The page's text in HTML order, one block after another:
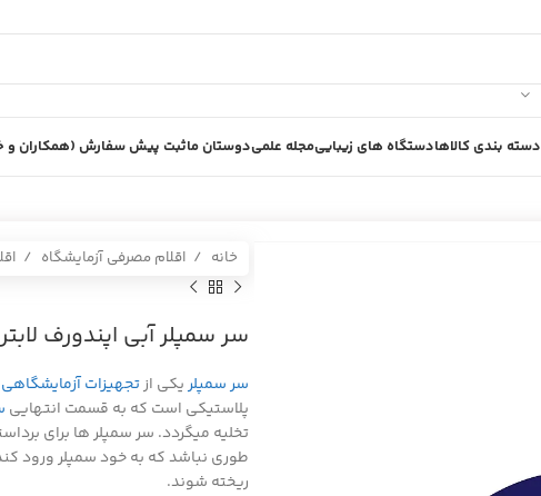
دسته بندی کالاهادستگاه های زیباییمجله علمیدوستان ماثبت پیش سفارش (همکاران و
خانه اقلام مصرفی آزمایشگاه
سر سمپلر آبي اپندورف
سر سمپلریکی ازتجهیزات آزمایشگاهی
پلاستیکی است که به قسمت انتهایی
تخلیه میگردد. سر سمپلر ها برای
طوری نباشد که به خود سمپلر ورود
ریخته شوند.